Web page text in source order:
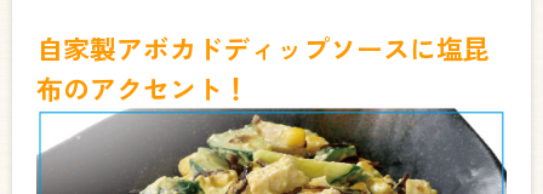
自家製アボカドディップソースに塩昆
布のアクセント！